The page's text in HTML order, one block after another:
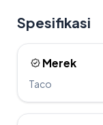
Spesifikasi
Merek
Taco